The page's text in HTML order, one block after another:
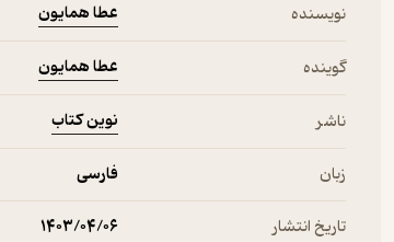
نویسنده عطا همایون
گوینده عطا همایون
ناشر نوین کتاب
زبان فارسی
تاریخ انتشار ۱۴۰۳/۰۴/۰۶